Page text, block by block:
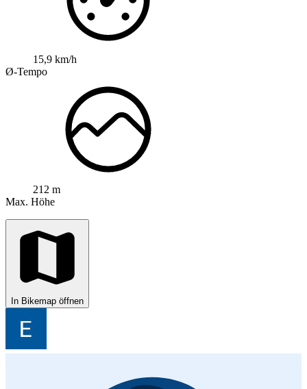
15,9 km/h
Ø-Tempo
212 m
Max. Höhe
In Bikemap öffnen